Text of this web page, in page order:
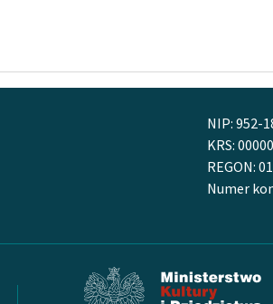
NIP: 952-
KRS:
REGON:
Numer